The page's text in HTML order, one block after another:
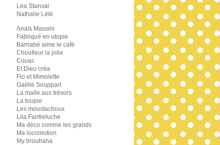
Léa Stansal
Nathalie Lété
Anaïs Massini
Fabriqué en utopie
Barnabé aime le café
Choufleur la jolie
Couac
Et Dieu créa
Flo et Mimolette
Gaëlle Souppart
La malle aux trésors
La toupie
Les moustachoux
Lila Fanfreluche
Ma déco comme les grands
Ma locomotion
My brouhaha